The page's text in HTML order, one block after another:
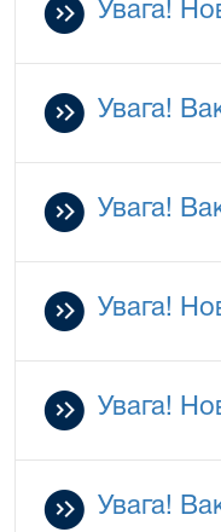
Увага!
Увага!
Увага!
Увага!
Увага!
Увага!